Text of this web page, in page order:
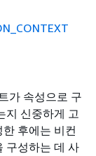
가 속성으로 구
지 신중하게 고
후에는 비컨
구성하는 데 사